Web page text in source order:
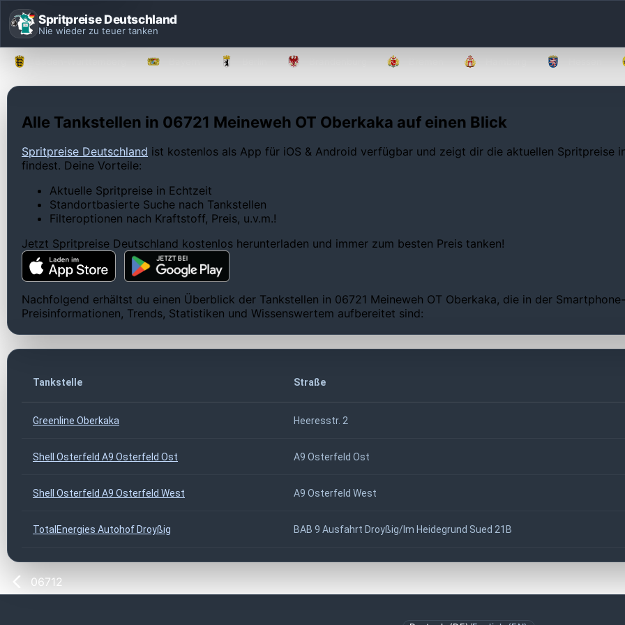
Spritpreise Deutschland
Nie wieder zu teuer tanken
Alle Tankstellen in 06721 Meineweh OT Oberkaka auf einen Blick
Spritpreise Deutschland ist kostenlos als App für iOS & Android verfügbar und zeigt dir die aktuellen Spritpreise
findest. Deine Vorteile:
Aktuelle Spritpreise in Echtzeit
Standortbasierte Suche nach Tankstellen
Filteroptionen nach Kraftstoff, Preis, u.v.m.!
Jetzt Spritpreise Deutschland kostenlos herunterladen und immer zum besten Preis tanken!
Nachfolgend erhältst du einen Überblick der Tankstellen in 06721 Meineweh OT Oberkaka, die in der
Preisinformationen, Trends, Statistiken und Wissenswertem aufbereitet sind:
Tankstelle Straße
Greenline Oberkaka Heeresstr. 2
Shell Osterfeld A9 Osterfeld Ost A9 Osterfeld Ost
Shell Osterfeld A9 Osterfeld West A9 Osterfeld West
TotalEnergies Autohof Droyßig BAB 9 Ausfahrt Droyßig/Im Heidegrund Sued 21B
06712